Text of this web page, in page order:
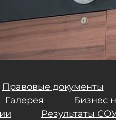
Правовые документы
Галерея Бизнес
Результаты